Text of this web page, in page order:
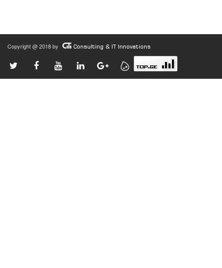
Copyright @ 2018 by Consulting & IT Innovations